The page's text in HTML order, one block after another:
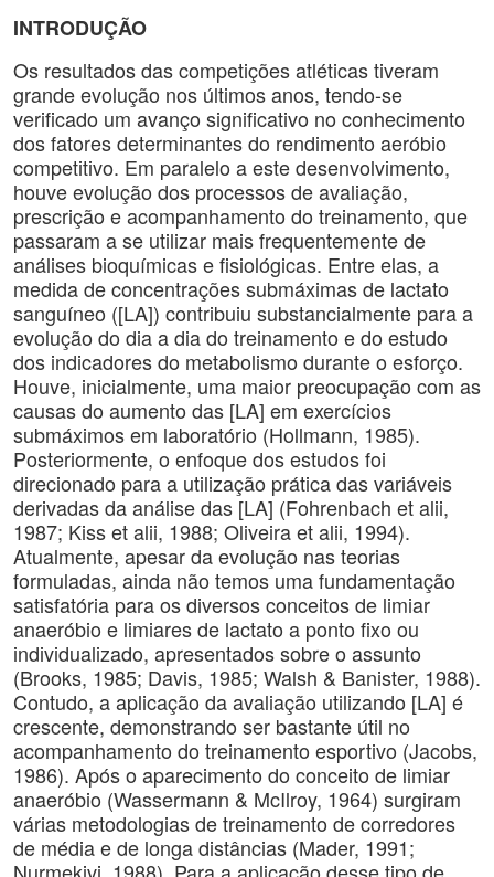
INTRODUÇÃO
Os resultados das competições atléticas tiveram
grande evolução nos últimos anos, tendo-se
verificado um avanço significativo no conhecimento
dos fatores determinantes do rendimento aeróbio
competitivo. Em paralelo a este desenvolvimento,
houve evolução dos processos de avaliação,
prescrição e acompanhamento do treinamento, que
passaram a se utilizar mais frequentemente de
análises bioquímicas e fisiológicas. Entre elas, a
medida de concentrações submáximas de lactato
sanguíneo ([LA]) contribuiu substancialmente para a
evolução do dia a dia do treinamento e do estudo
dos indicadores do metabolismo durante o esforço.
Houve, inicialmente, uma maior preocupação com as
causas do aumento das [LA] em exercícios
submáximos em laboratório (Hollmann, 1985).
Posteriormente, o enfoque dos estudos foi
direcionado para a utilização prática das variáveis
derivadas da análise das [LA] (Fohrenbach et alii,
1987; Kiss et alii, 1988; Oliveira et alii, 1994).
Atualmente, apesar da evolução nas teorias
formuladas, ainda não temos uma fundamentação
satisfatória para os diversos conceitos de limiar
anaeróbio e limiares de lactato a ponto fixo ou
individualizado, apresentados sobre o assunto
(Brooks, 1985; Davis, 1985; Walsh & Banister, 1988).
Contudo, a aplicação da avaliação utilizando [LA] é
crescente, demonstrando ser bastante útil no
acompanhamento do treinamento esportivo (Jacobs,
1986). Após o aparecimento do conceito de limiar
anaeróbio (Wassermann & McIlroy, 1964) surgiram
várias metodologias de treinamento de corredores
de média e de longa distâncias (Mader, 1991;